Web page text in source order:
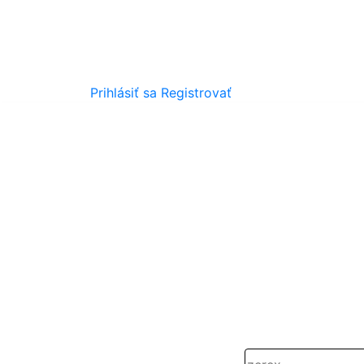
Prihlásiť sa Registrovať